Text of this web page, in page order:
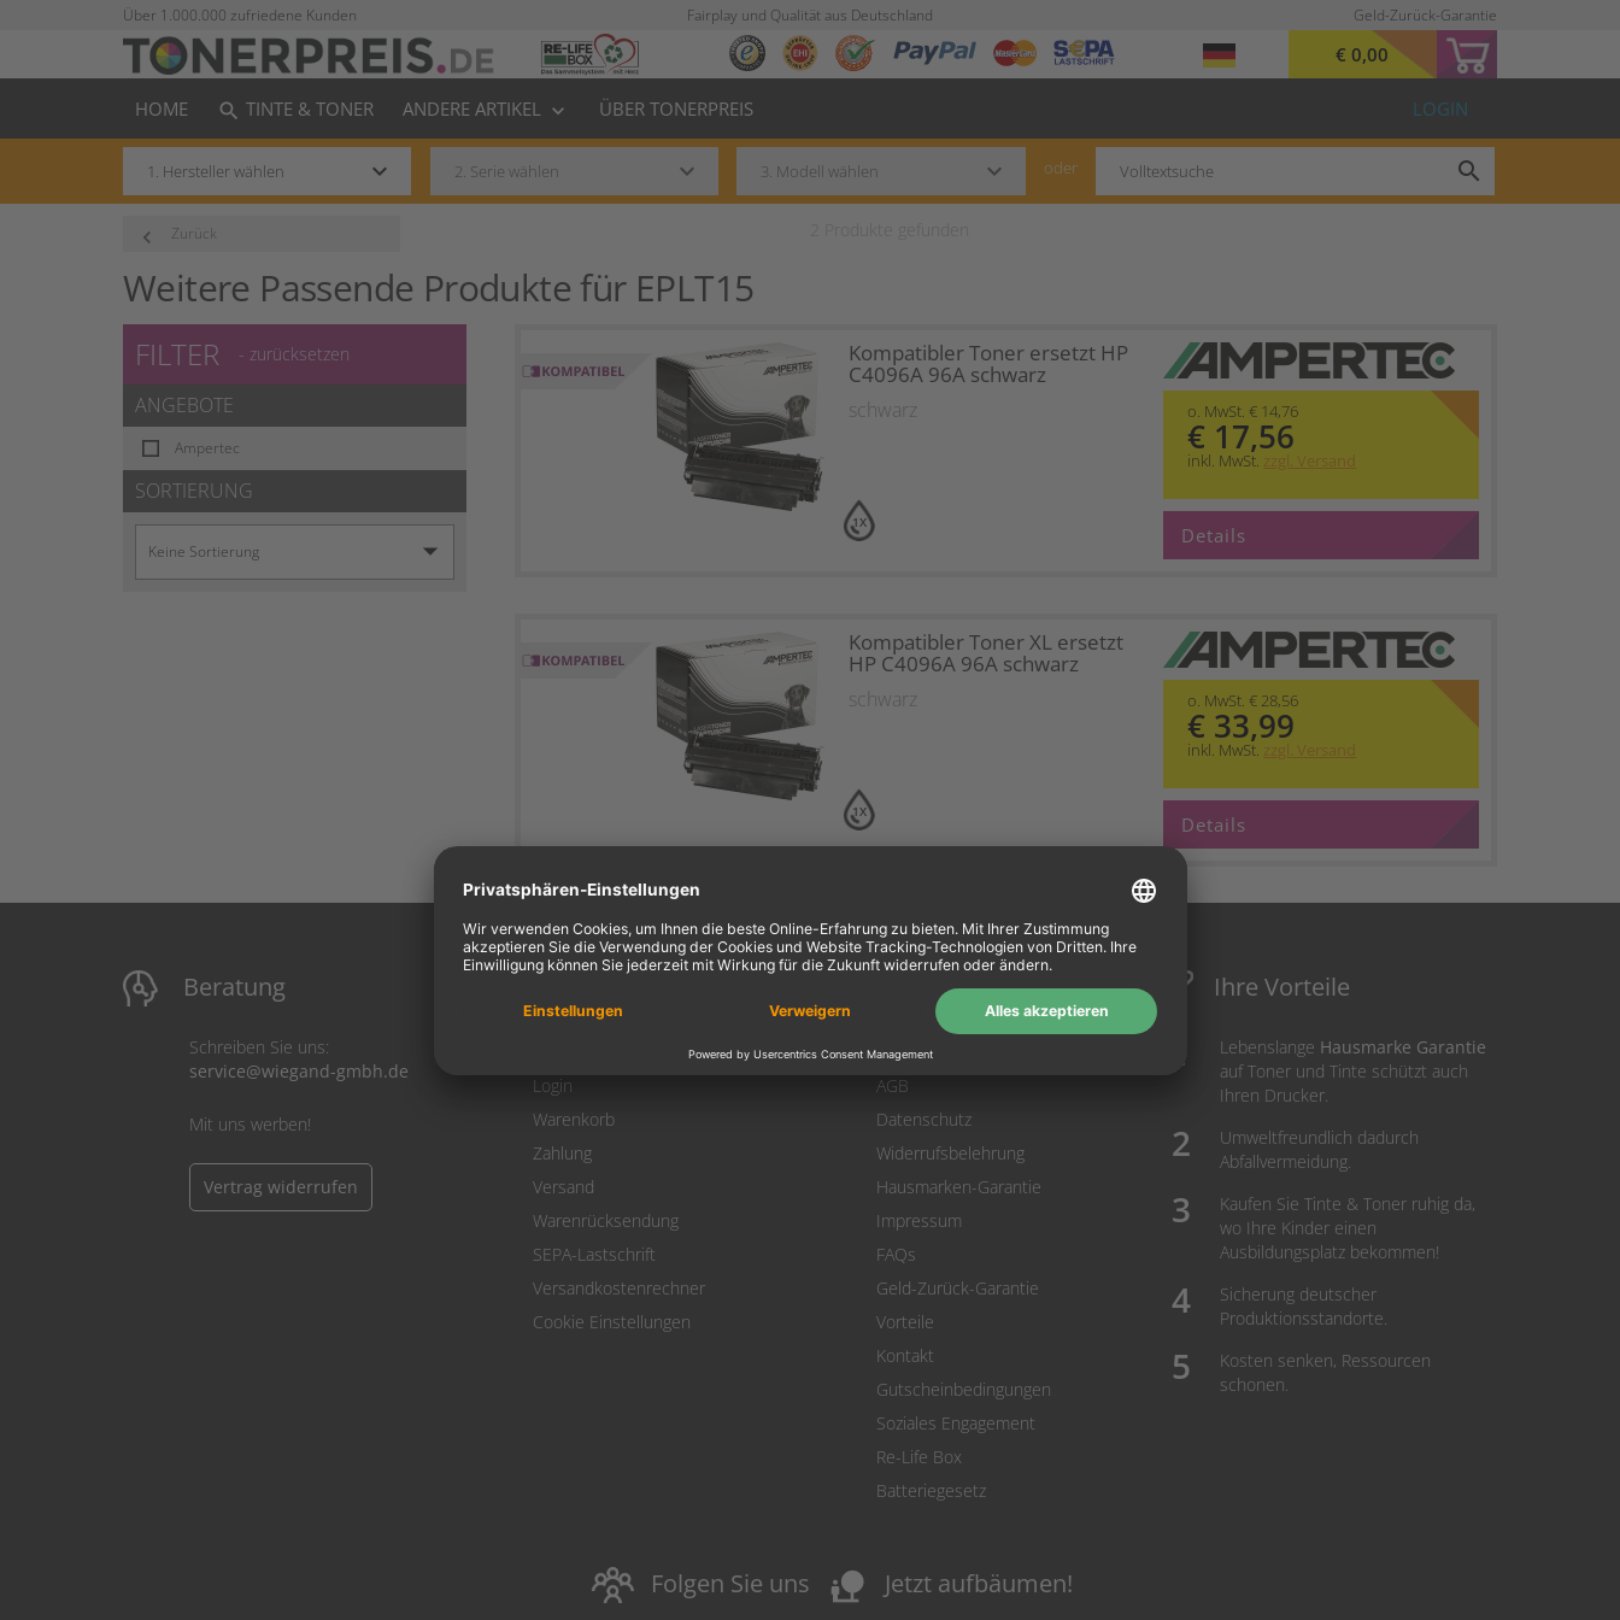
Über 1.000.000 zufriedene Kunden Fairplay und Qualität aus Deutschland Geld-Zurück-Garantie
€ 0,00
HOME search TINTE & TONER ANDERE ARTIKEL keyboard_arrow_down ÜBER TONERPREIS LOGIN
keyboard_arrow_down keyboard_arrow_down keyboard_arrow_down oder search
Zurück
keyboard_arrow_left
Weitere Passende Produkte für EPLT15
FILTER - zurücksetzen
ANGEBOTE
Ampertec
SORTIERUNG
1X
Kompatibler Toner ersetzt HP
C4096A 96A schwarz
schwarz o. MwSt. € 14,76
€ 17,56
inkl. MwSt. zzgl. Versand
Details
1X
Kompatibler Toner XL ersetzt
HP C4096A 96A schwarz
schwarz o. MwSt. € 28,56
€ 33,99
inkl. MwSt. zzgl. Versand
Details
Beratung
Schreiben Sie uns:
service@wiegand-gmbh.de
Mit uns werben!
Vertrag widerrufen
Login
Warenkorb
Zahlung
Versand
Warenrücksendung
SEPA-Lastschrift
Versandkostenrechner
Cookie Einstellungen
Information
Über uns
AGB
Datenschutz
Widerrufsbelehrung
Hausmarken-Garantie
Impressum
FAQs
Geld-Zurück-Garantie
Vorteile
Kontakt
Gutscheinbedingungen
Soziales Engagement
Re-Life Box
Batteriegesetz
Ihre Vorteile
Lebenslange Hausmarke Garantie
auf Toner und Tinte schützt auch
Ihren Drucker.
Umweltfreundlich dadurch
Abfallvermeidung.
Kaufen Sie Tinte & Toner ruhig da,
wo Ihre Kinder einen
Ausbildungsplatz bekommen!
Sicherung deutscher
Produktionsstandorte.
Kosten senken, Ressourcen
schonen.
Folgen Sie uns nature_people Jetzt aufbäumen!